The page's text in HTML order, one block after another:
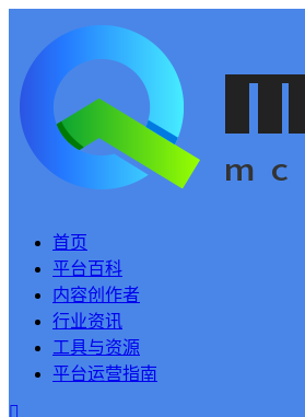
首页
平台百科
内容创作者
行业资讯
工具与资源
平台运营指南